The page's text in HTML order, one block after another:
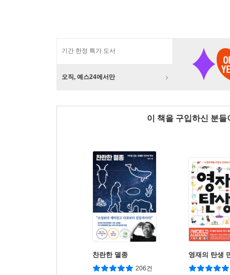
기간 한정 특가 도서
오직, 예스24에서만
이 책을 구입하신 분
찬란한 멸종
206건
영재의 탄생